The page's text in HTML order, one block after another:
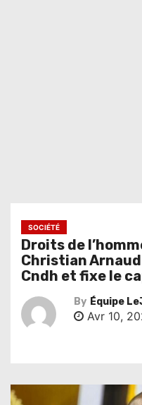
SOCIÉTÉ
Droits de
Christian
Cndh et fixe le
By Équipe
Avr 10,